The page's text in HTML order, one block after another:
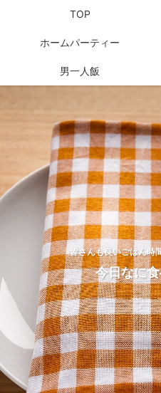
皆さんも良いごはん時
今日なに
TOP
ホームパーティー
男一人飯